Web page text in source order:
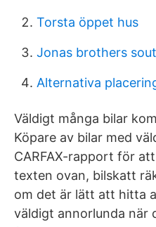
Torsta öppet hus
Jonas brothers
Alternativa
Väldigt många bilar
Köpare av bilar med
CARFAX-rapport för
texten ovan, bilskatt
om det är lätt att hitta
väldigt annorlunda när